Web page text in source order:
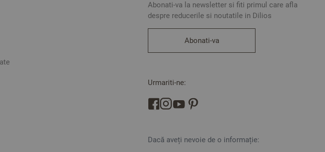
Abonati-va la newsletter si fiti primul care afla
despre reducerile si noutatile in Dilios
Abonati-va
Urmariti-ne:
Dacă aveți nevoie de o informație: